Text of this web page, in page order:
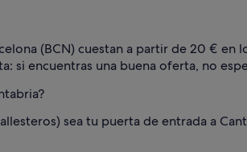
(BCN) cuestan a partir de 20 €
si encuentras una buena oferta, no
sea tu puerta de entrada a